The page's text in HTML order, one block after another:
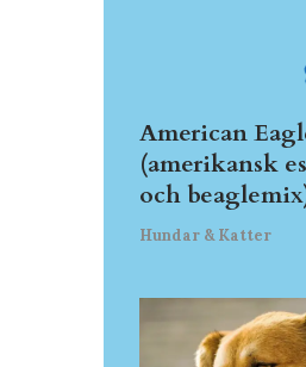
American
(amerikansk
och
Hundar & Katter